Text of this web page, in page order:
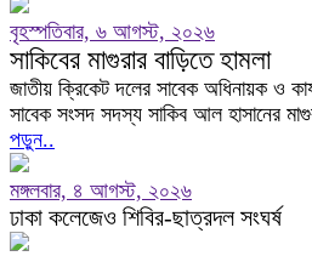
বৃহস্পতিবার, ৬ আগস্ট, ২০২৬
সাকিবের মাগুরার বাড়িতে হামলা
জাতীয় ক্রিকেট দলের সাবেক অধিনায়ক ও
সাবেক সংসদ সদস্য সাকিব আল হাসানের
পড়ুন..
মঙ্গলবার, ৪ আগস্ট, ২০২৬
ঢাকা কলেজেও শিবির-ছাত্রদল সংঘর্ষ